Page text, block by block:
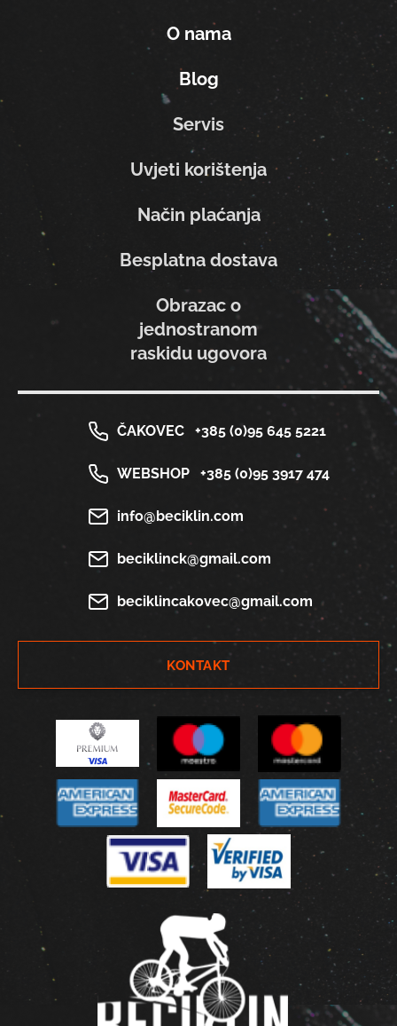
O nama
Blog
Servis
Uvjeti korištenja
Način plaćanja
Besplatna dostava
Obrazac o
jednostranom
raskidu ugovora
ČAKOVEC +385 (0)95 645 5221
WEBSHOP +385 (0)95 3917 474
info@beciklin.com
beciklinck@gmail.com
beciklincakovec@gmail.com
KONTAKT